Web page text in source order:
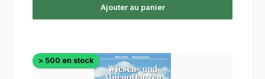
Ajouter au panier
> 500 en stock